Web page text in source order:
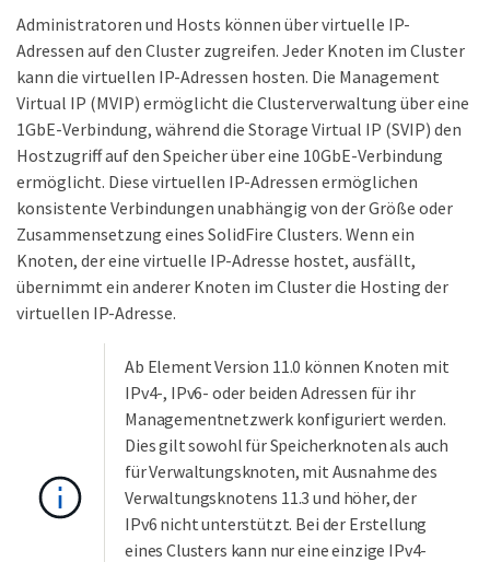
Administratoren und Hosts können über virtuelle IP-
Adressen auf den Cluster zugreifen. Jeder Knoten im Cluster
kann die virtuellen IP-Adressen hosten. Die Management
Virtual IP (MVIP) ermöglicht die Clusterverwaltung über eine
1GbE-Verbindung, während die Storage Virtual IP (SVIP) den
Hostzugriff auf den Speicher über eine 10GbE-Verbindung
ermöglicht. Diese virtuellen IP-Adressen ermöglichen
konsistente Verbindungen unabhängig von der Größe oder
Zusammensetzung eines SolidFire Clusters. Wenn ein
Knoten, der eine virtuelle IP-Adresse hostet, ausfällt,
übernimmt ein anderer Knoten im Cluster die Hosting der
virtuellen IP-Adresse.
Ab Element Version 11.0 können Knoten mit
IPv4-, IPv6- oder beiden Adressen für ihr
Managementnetzwerk konfiguriert werden.
Dies gilt sowohl für Speicherknoten als auch
für Verwaltungsknoten, mit Ausnahme des
Verwaltungsknotens 11.3 und höher, der
IPv6 nicht unterstützt. Bei der Erstellung
eines Clusters kann nur eine einzige IPv4-